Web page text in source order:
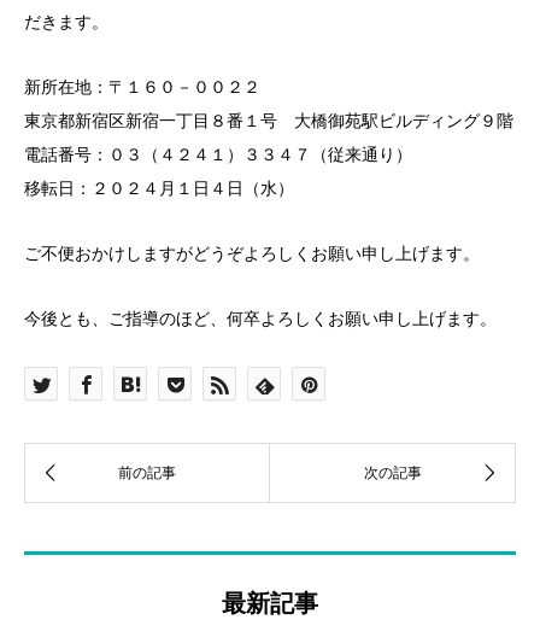
だきます。
新所在地：〒１６０－００２２
東京都新宿区新宿一丁目８番１号 大橋御苑駅ビルディング９階
電話番号：０３（４２４１）３３４７（従来通り）
移転日：２０２４月１日４日（水）
ご不便おかけしますがどうぞよろしくお願い申し上げます。
今後とも、ご指導のほど、何卒よろしくお願い申し上げます。
最新記事